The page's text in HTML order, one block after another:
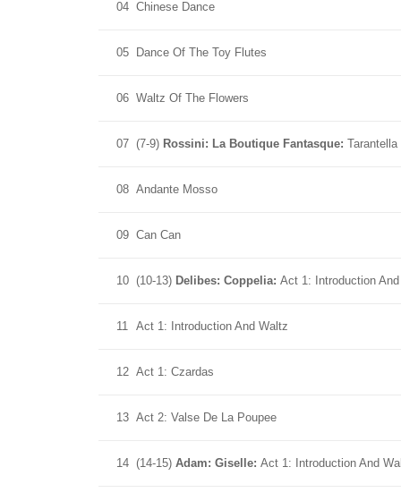
04 Chinese Dance
05 Dance Of The Toy Flutes
06 Waltz Of The Flowers
07 (7-9) Rossini: La Boutique Fantasque: Tarantella
08 Andante Mosso
09 Can Can
10 (10-13) Delibes: Coppelia: Act 1: Introduction
11 Act 1: Introduction And Waltz
12 Act 1: Czardas
13 Act 2: Valse De La Poupee
14 (14-15) Adam: Giselle: Act 1: Introduction And